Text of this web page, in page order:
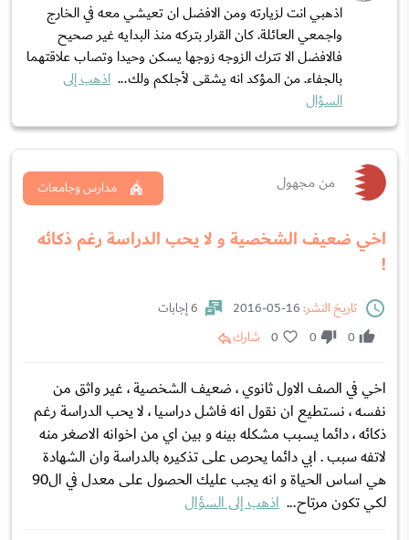
اذهبي انت لزيارته ومن الافضل ان تعيشي معه في الخارج
واجمعي العائلة. كان القرار بتركه منذ البدايه غير صحيح
فالافضل الا تترك الزوجه زوجها يسكن وحيدا وتصاب علاقتهما
بالجفاء. من المؤكد انه يشقى لأجلكم ولك... اذهب إلى
السؤال
من مجهول
اخي ضعيف الشخصية و لا يحب الدراسة رغم ذكائه
!
مدارس وجامعات
تاريخ النشر:
6 إجابات
0
0
0 شارك
اخي في الصف الاول ثانوي ، ضعيف الشخصية ، غير واثق من
نفسه ، نستطيع ان نقول انه فاشل دراسيا ، لا يحب الدراسة رغم
ذكائه ، دائما يسبب مشكله بينه و بين اي من اخوانه الاصغر منه
لاتفه سبب . ابي دائما يحرص علی تذكيره بالدراسة وان الشهادة
هي اساس الحياة و انه يجب عليك الحصول علی معدل في ال90
لكي تكون مرتاح... اذهب إلى السؤال